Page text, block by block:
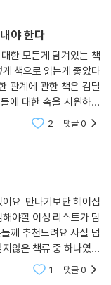
‘가장 중요한 문제
, 오해와 이해, 갈등과
해하고 있는 바로 그 문
대방의 진심을 읽고 상
찮은 사람을 가려낼
나 우울, 자책 등 감
에서, 커리어에 대한
수 있다.
요한, 살면서 한 번은
가 증명하듯, 『사랑은
내게 반드시 도움이 되
고민할 필요는 없다. 해
야 한다
한 모든게 담겨있는 책
책으로 읽는게 좋았다
관계에 관한 책은 김달
에 대한 속을 시원하게
7년 동안 상담한 내용
2 댓글0
요. 만나기보단 헤어짐
야할 이성 리스트가 담
께 추천드려요.사실 넘
않은 책류 중 하나였는
각으로 나의 모자란 시
1 댓글0